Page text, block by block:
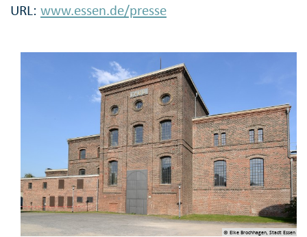
URL: www.essen.de/presse
© Elke Brochhagen, Stadt Essen